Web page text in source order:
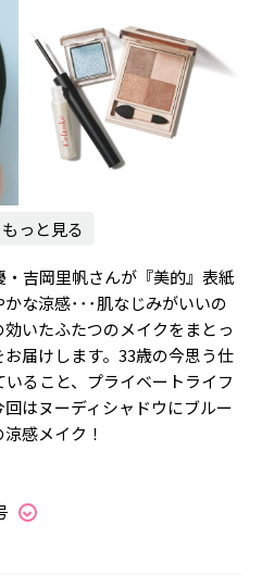
っと見る
吉岡里帆さんが『美的』表紙
な涼感･･･肌なじみがいいの
いたふたつのメイクをまとっ
届けします。33歳の今思う仕
ること、プライベートライフ
はヌーディシャドウにブルー
感メイク！